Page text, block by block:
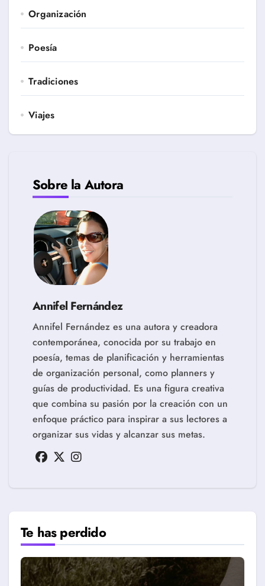
Organización
Poesía
Tradiciones
Viajes
Sobre la Autora
Annifel Fernández
Annifel Fernández es una autora y creadora
contemporánea, conocida por su trabajo en
poesía, temas de planificación y herramientas
de organización personal, como planners y
guías de productividad. Es una figura creativa
que combina su pasión por la creación con un
enfoque práctico para inspirar a sus lectores a
organizar sus vidas y alcanzar sus metas.
Te has perdido